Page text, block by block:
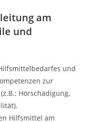
am
und
und
zur
Hörschädigung,
Hilfsmittel am